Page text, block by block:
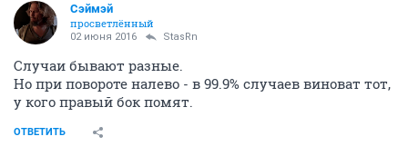
Сэймэй
просветлённый
02 июня 2016 StasRn
Случаи бывают разные.
Но при повороте налево - в 99.9% случаев виноват тот,
у кого правый бок помят.
ОТВЕТИТЬ